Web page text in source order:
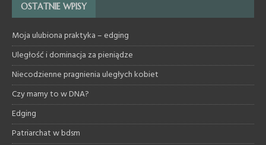
OSTATNIE WPISY
Moja ulubiona praktyka – edging
Uległość i dominacja za pieniądze
Niecodzienne pragnienia uległych kobiet
Czy mamy to w DNA?
Edging
Patriarchat w bdsm